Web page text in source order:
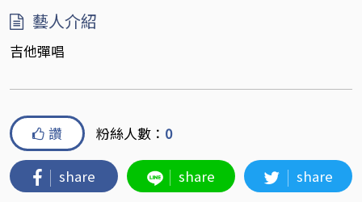
藝人介紹
吉他彈唱
讚 粉絲人數： 0
share share share